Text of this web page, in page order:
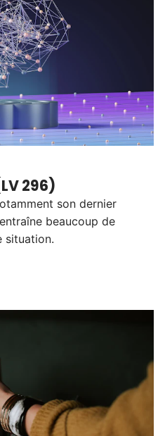
296)
son dernier
beaucoup de
situation.